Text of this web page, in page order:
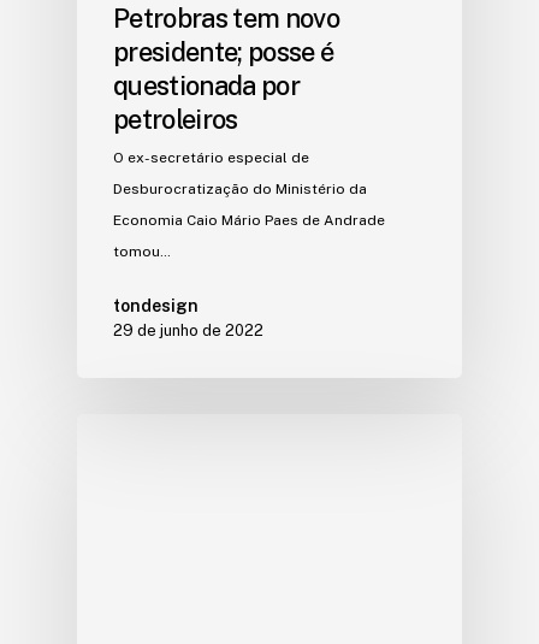
Petrobras tem novo
presidente; posse é
questionada por
petroleiros
O ex-secretário especial de
Desburocratização do Ministério da
Economia Caio Mário Paes de Andrade
tomou…
tondesign
29 de junho de 2022